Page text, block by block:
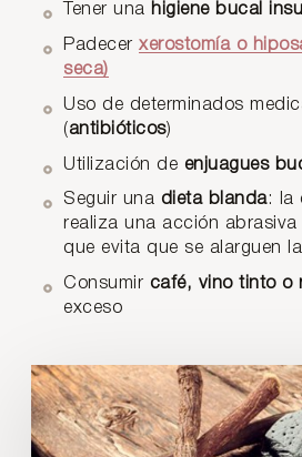
Tener una higiene bucal
Padecerxerostomía o
seca)
Uso de determinados
( antibióticos)
Utilización de enjuagues
Seguir una dieta blanda: la
realiza una acción
que evita que se alarguen
Consumir café, vino tinto o
exceso